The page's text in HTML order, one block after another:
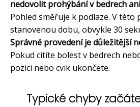
nedovolit prohýbání v bedrech
Pohled směřuje k podlaze. V této
stanovenou dobu, obvykle 30
Správné provedení je důležitější
Pokud cítíte bolest v bedrech
pozici nebo cvik ukončete.
Typické chyby